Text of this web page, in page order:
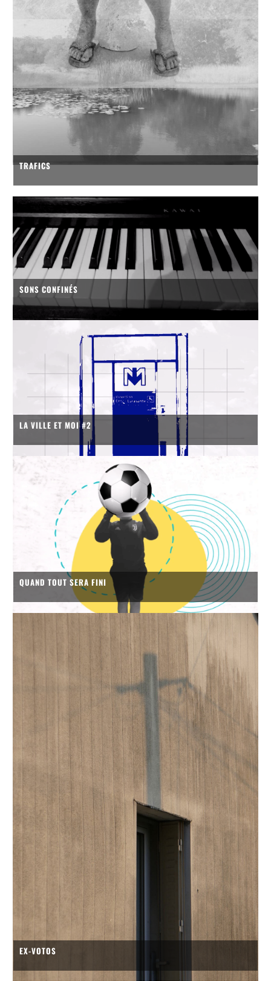
TRAFICS
SONS CONFINÉS
LA VILLE ET MOI #2
QUAND TOUT SERA FINI
EX-VOTOS